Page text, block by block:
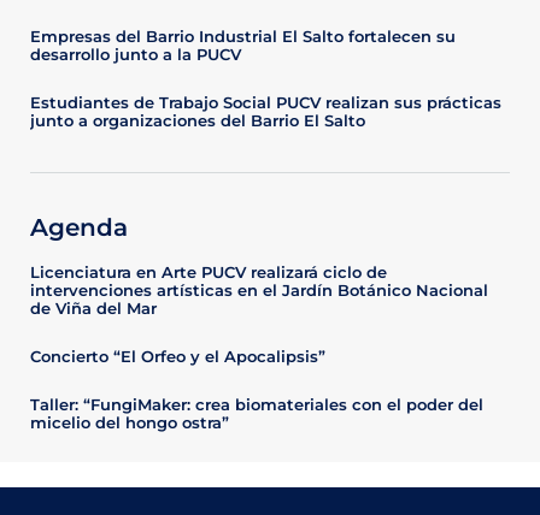
Empresas del Barrio Industrial El Salto fortalecen su
desarrollo junto a la PUCV
Estudiantes de Trabajo Social PUCV realizan sus prácticas
junto a organizaciones del Barrio El Salto
Agenda
Licenciatura en Arte PUCV realizará ciclo de
intervenciones artísticas en el Jardín Botánico Nacional
de Viña del Mar
Concierto “El Orfeo y el Apocalipsis”
Taller: “FungiMaker: crea biomateriales con el poder del
micelio del hongo ostra”